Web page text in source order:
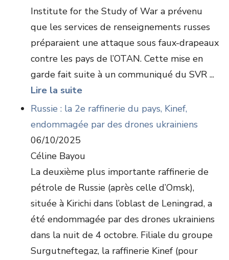
Institute for the Study of War a prévenu
que les services de renseignements russes
préparaient une attaque sous faux-drapeaux
contre les pays de l’OTAN. Cette mise en
garde fait suite à un communiqué du SVR ...
Lire la suite
Russie : la 2e raffinerie du pays, Kinef,
endommagée par des drones ukrainiens
06/10/2025
Céline Bayou
La deuxième plus importante raffinerie de
pétrole de Russie (après celle d’Omsk),
située à Kirichi dans l’oblast de Leningrad, a
été endommagée par des drones ukrainiens
dans la nuit de 4 octobre. Filiale du groupe
Surgutneftegaz, la raffinerie Kinef (pour